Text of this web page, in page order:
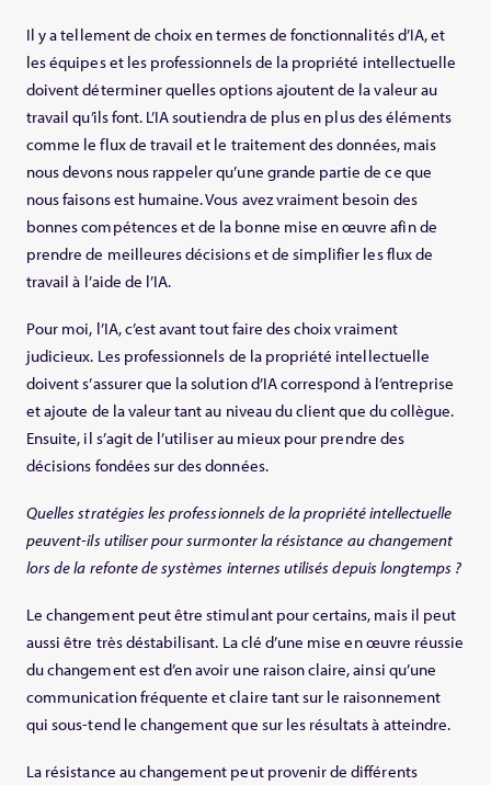
Il y a tellement de choix en termes de fonctionnalités d’IA, et
les équipes et les professionnels de la propriété intellectuelle
doivent déterminer quelles options ajoutent de la valeur au
travail qu’ils font. L’IA soutiendra de plus en plus des éléments
comme le flux de travail et le traitement des données, mais
nous devons nous rappeler qu’une grande partie de ce que
nous faisons est humaine. Vous avez vraiment besoin des
bonnes compétences et de la bonne mise en œuvre afin de
prendre de meilleures décisions et de simplifier les flux de
travail à l’aide de l’IA.
Pour moi, l’IA, c’est avant tout faire des choix vraiment
judicieux. Les professionnels de la propriété intellectuelle
doivent s’assurer que la solution d’IA correspond à l’entreprise
et ajoute de la valeur tant au niveau du client que du collègue.
Ensuite, il s’agit de l’utiliser au mieux pour prendre des
décisions fondées sur des données.
Quelles stratégies les professionnels de la propriété intellectuelle
peuvent-ils utiliser pour surmonter la résistance au changement
lors de la refonte de systèmes internes utilisés depuis longtemps ?
Le changement peut être stimulant pour certains, mais il peut
aussi être très déstabilisant. La clé d’une mise en œuvre réussie
du changement est d’en avoir une raison claire, ainsi qu’une
communication fréquente et claire tant sur le raisonnement
qui sous-tend le changement que sur les résultats à atteindre.
La résistance au changement peut provenir de différents